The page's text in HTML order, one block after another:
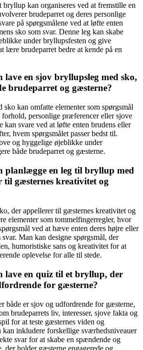
kan organiseres ved at fremstille en
brudeparret og deres personlige
på spørgsmålene ved at løfte enten
sko som svar. Denne leg kan skabe
under bryllupsfesten og give
lære brudeparret bedre at kende på en
en sjov bryllupsleg med sko,
brudeparret og gæsterne?
kan omfatte elementer som spørgsmål
forhold, personlige præferencer eller sjove
kan svare ved at løfte enten brudens eller
hvem spørgsmålet passer bedst til.
og hyggelige øjeblikke under
både brudeparret og gæsterne.
planlægge en leg til bryllup med
til gæsternes kreativitet og
der appellerer til gæsternes kreativitet og
elementer som tommelfingerregler, hvor
ved at hæve enten deres højre eller
Man kan designe spørgsmål, der
humoristiske sans og kreativitet for at
oplevelse for alle til stede.
lave en quiz til et bryllup, der
for gæsterne?
både er sjov og udfordrende for gæsterne,
brudeparrets liv, interesser, sjove fakta og
for at teste gæsternes viden og
kan inkludere forskellige sværhedsniveauer
svar for at skabe en spændende og
der holder gæsterne engagerede og